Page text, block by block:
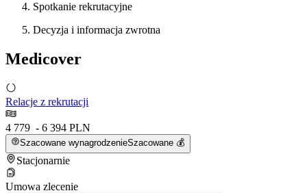
Spotkanie rekrutacyjne
Decyzja i informacja zwrotna
Medicover
Relacje z rekrutacji
4 779 - 6 394 PLN
Szacowane wynagrodzenieSzacowane 💰
Stacjonarnie
Umowa zlecenie